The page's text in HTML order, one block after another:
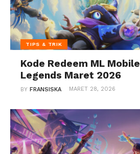
TIPS & TRIK
Kode Redeem ML Mobile
Legends Maret 2026
BYFRANSISKA MARET 28, 2026